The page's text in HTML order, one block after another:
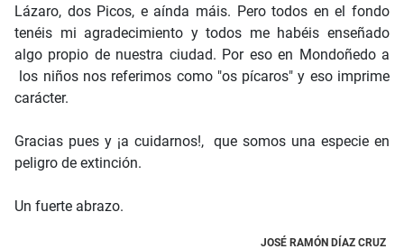
Lázaro, dos Picos, e aínda máis. Pero todos en el fondo
tenéis mi agradecimiento y todos me habéis enseñado
algo propio de nuestra ciudad. Por eso en Mondoñedo a
los niños nos referimos como "os pícaros" y eso imprime
carácter.
Gracias pues y ¡a cuidarnos!, que somos una especie en
peligro de extinción.
Un fuerte abrazo.
JOSÉ RAMÓN DÍAZ CRUZ